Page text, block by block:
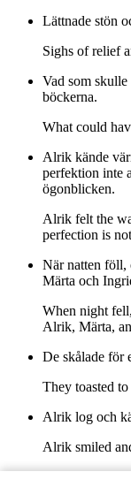
Lättnade stön
Sighs of relief
Vad som
böckerna.
What could
Alrik kände
perfektion inte
ögonblicken.
Alrik felt the
perfection is
När natten föll,
Märta och
When night
Alrik, Märta,
De skålade för
They toasted
Alrik log och
Alrik smiled